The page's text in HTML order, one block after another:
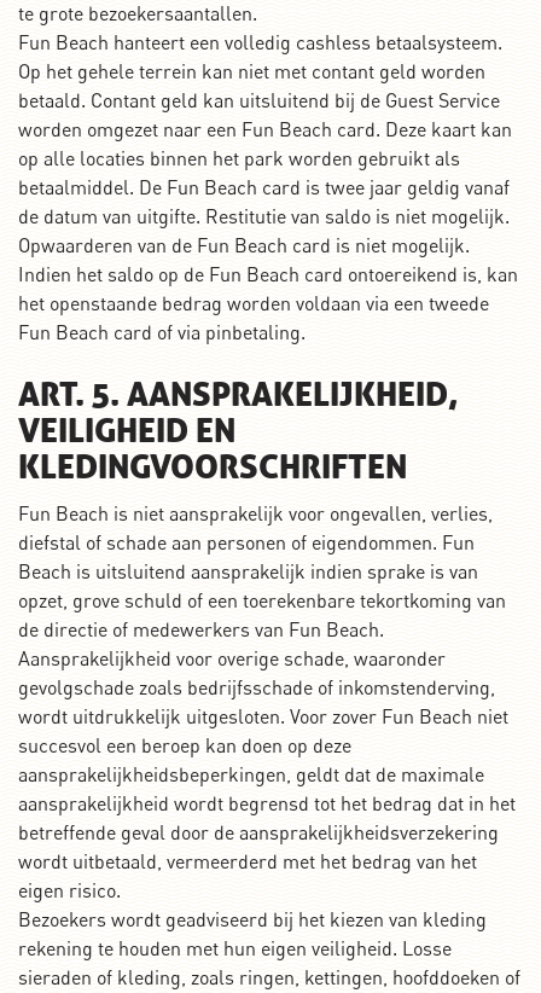
te grote bezoekersaantallen.
Fun Beach hanteert een volledig cashless betaalsysteem.
Op het gehele terrein kan niet met contant geld worden
betaald. Contant geld kan uitsluitend bij de Guest Service
worden omgezet naar een Fun Beach card. Deze kaart kan
op alle locaties binnen het park worden gebruikt als
betaalmiddel. De Fun Beach card is twee jaar geldig vanaf
de datum van uitgifte. Restitutie van saldo is niet mogelijk.
Opwaarderen van de Fun Beach card is niet mogelijk.
Indien het saldo op de Fun Beach card ontoereikend is, kan
het openstaande bedrag worden voldaan via een tweede
Fun Beach card of via pinbetaling.
ART. 5. AANSPRAKELIJKHEID,
VEILIGHEID EN
KLEDINGVOORSCHRIFTEN
Fun Beach is niet aansprakelijk voor ongevallen, verlies,
diefstal of schade aan personen of eigendommen. Fun
Beach is uitsluitend aansprakelijk indien sprake is van
opzet, grove schuld of een toerekenbare tekortkoming van
de directie of medewerkers van Fun Beach.
Aansprakelijkheid voor overige schade, waaronder
gevolgschade zoals bedrijfsschade of inkomstenderving,
wordt uitdrukkelijk uitgesloten. Voor zover Fun Beach niet
succesvol een beroep kan doen op deze
aansprakelijkheidsbeperkingen, geldt dat de maximale
aansprakelijkheid wordt begrensd tot het bedrag dat in het
betreffende geval door de aansprakelijkheidsverzekering
wordt uitbetaald, vermeerderd met het bedrag van het
eigen risico.
Bezoekers wordt geadviseerd bij het kiezen van kleding
rekening te houden met hun eigen veiligheid. Losse
sieraden of kleding, zoals ringen, kettingen, hoofddoeken of